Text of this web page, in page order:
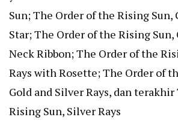
Sun; The Order of the Rising Sun,
Star; The Order of the Rising Sun,
Neck Ribbon; The Order of the
Rays with Rosette; The Order of
Gold and Silver Rays, dan
Rising Sun, Silver Rays